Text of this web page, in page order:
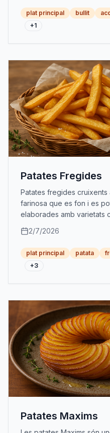
plat principal bullit
+1
Patates Fregides
Patates fregides cruixents
farinosa que es fon i es
elaborades amb varietats
Monalisa.
2/7/2026
plat principal patata
+3
Patates Maxims